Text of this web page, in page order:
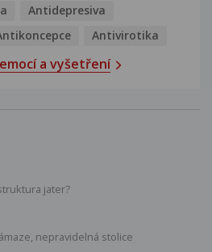
Antidepresiva
Antivirotika
a vyšetření
jater?
nepravidelná stolice